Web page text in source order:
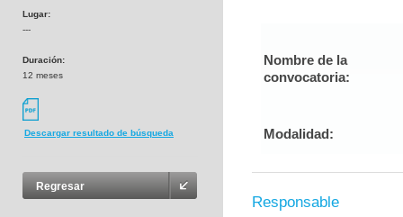
Lugar:
---
Duración:
12 meses
Descargar resultado de búsqueda
Regresar
Nombre de la
convocatoria:
Modalidad:
Responsable